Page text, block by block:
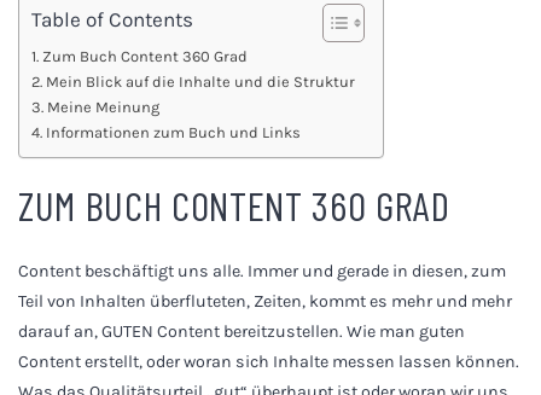
Table of Contents
Zum Buch Content 360 Grad
Mein Blick auf die Inhalte und die Struktur
Meine Meinung
Informationen zum Buch und Links
ZUM BUCH CONTENT 360 GRAD
Content beschäftigt uns alle. Immer und gerade in diesen, zum
Teil von Inhalten überfluteten, Zeiten, kommt es mehr und mehr
darauf an, GUTEN Content bereitzustellen. Wie man guten
Content erstellt, oder woran sich Inhalte messen lassen können.